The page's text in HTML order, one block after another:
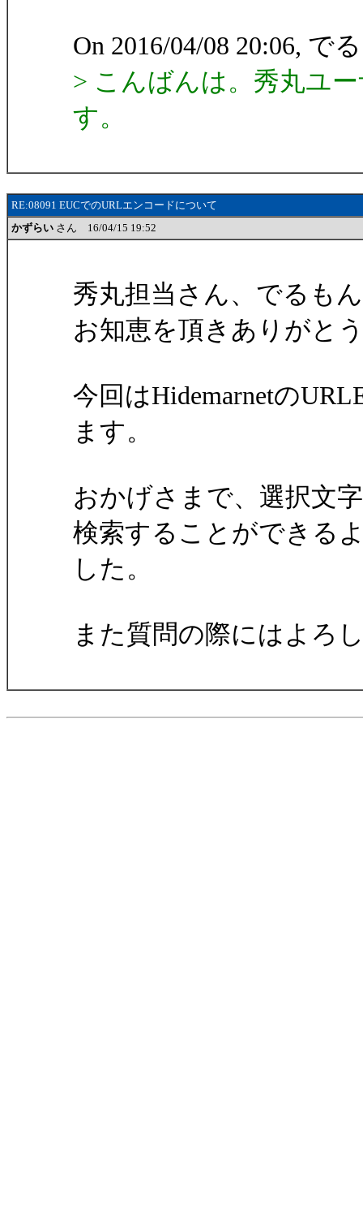
On 2016/04/08 20:06, で
> こんばんは。秀丸ユ
す。
RE:08091 EUCでのURLエンコードについて
かずらい さん 16/04/15 19:52
秀丸担当さん、でるも
お知恵を頂きありがと
今回はHidemarnetの
ます。
おかげさまで、選択文
検索することができる
した。
また質問の際にはよろ